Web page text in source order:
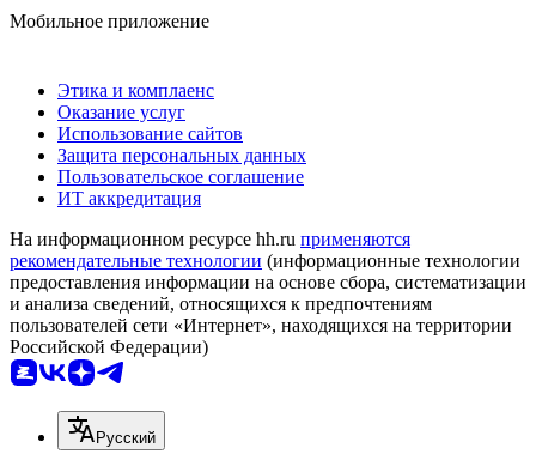
Мобильное приложение
Этика и комплаенс
Оказание услуг
Использование сайтов
Защита персональных данных
Пользовательское соглашение
ИТ аккредитация
На информационном ресурсе hh.ru применяются
рекомендательные технологии (информационные технологии
предоставления информации на основе сбора, систематизации
и анализа сведений, относящихся к предпочтениям
пользователей сети «Интернет», находящихся на территории
Российской Федерации)
Русский